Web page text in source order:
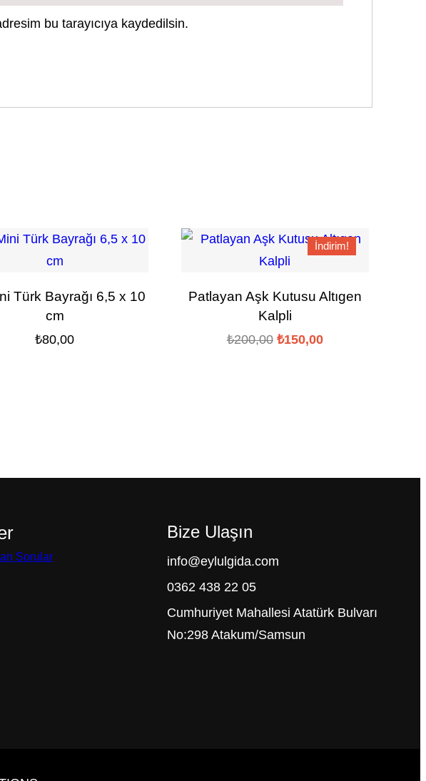
bu tarayıcıya kaydedilsin.
Türk Bayrağı 6,5 x 10
cm
₺80,00
İndirim!
Patlayan Aşk Kutusu Altıgen
Kalpli
₺200,00 Orijinal
₺150,00Şu
Sorular
Bize Ulaşın
info@eylulgida.com
0362 438 22 05
Cumhuriyet Mahallesi Atatürk Bulvarı
No:298 Atakum/Samsun